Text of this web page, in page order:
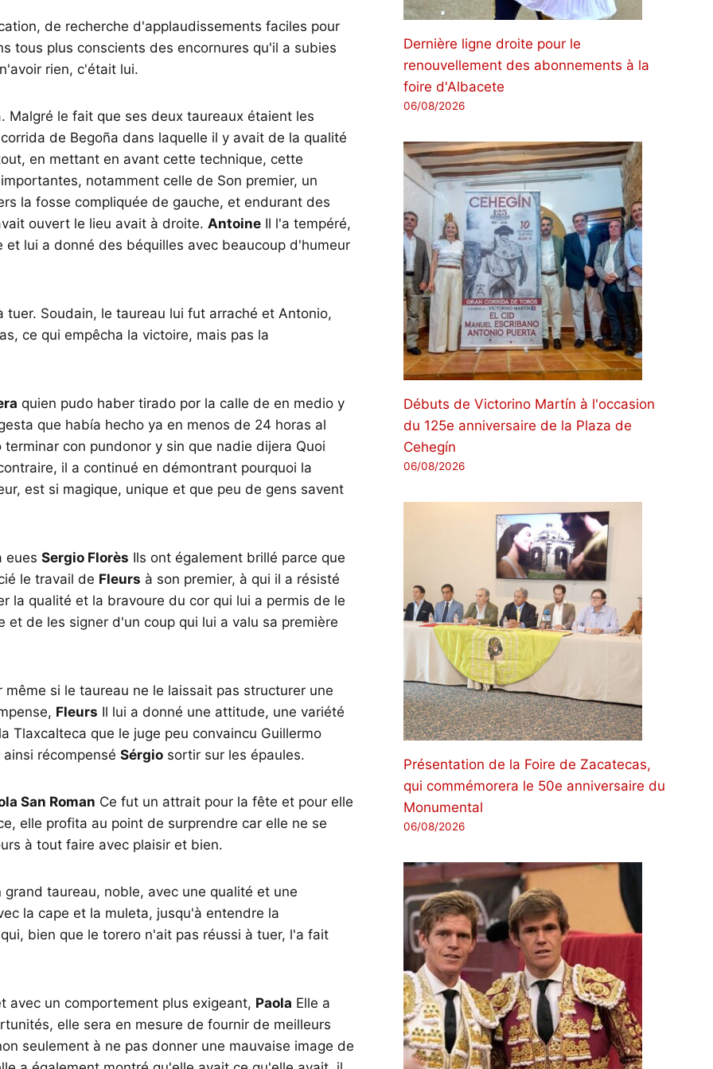
de recherche d'applaudissements faciles pour
tous plus conscients des encornures qu'il a subies
rien, c'était lui.
le fait que ses deux taureaux étaient les
de Begoña dans laquelle il y avait de la qualité
en mettant en avant cette technique, cette
notamment celle de Son premier, un
la fosse compliquée de gauche, et endurant des
ouvert le lieu avait à droite. Antoine Il l'a tempéré,
lui a donné des béquilles avec beaucoup d'humeur
Soudain, le taureau lui fut arraché et Antonio,
ce qui empêcha la victoire, mais pas la
quien pudo haber tirado por la calle de en medio y
que había hecho ya en menos de 24 horas al
con pundonor y sin que nadie dijera Quoi
il a continué en démontrant pourquoi la
est si magique, unique et que peu de gens savent
eues Sergio Florès Ils ont également brillé parce que
le travail de Fleurs à son premier, à qui il a résisté
la qualité et la bravoure du cor qui lui a permis de le
de les signer d'un coup qui lui a valu sa première
si le taureau ne le laissait pas structurer une
Fleurs Il lui a donné une attitude, une variété
Tlaxcalteca que le juge peu convaincu Guillermo
récompensé Sérgio sortir sur les épaules.
San Roman Ce fut un attrait pour la fête et pour elle
elle profita au point de surprendre car elle ne se
à tout faire avec plaisir et bien.
taureau, noble, avec une qualité et une
la cape et la muleta, jusqu'à entendre la
bien que le torero n'ait pas réussi à tuer, l'a fait
avec un comportement plus exigeant, Paola Elle a
elle sera en mesure de fournir de meilleurs
seulement à ne pas donner une mauvaise image de
Dernière ligne droite pour le
renouvellement des abonnements à la
foire d'Albacete
06/08/2026
Débuts de Victorino Martín à l'occasion
du 125e anniversaire de la Plaza de
Cehegín
06/08/2026
Présentation de la Foire de Zacatecas,
qui commémorera le 50e anniversaire du
Monumental
06/08/2026